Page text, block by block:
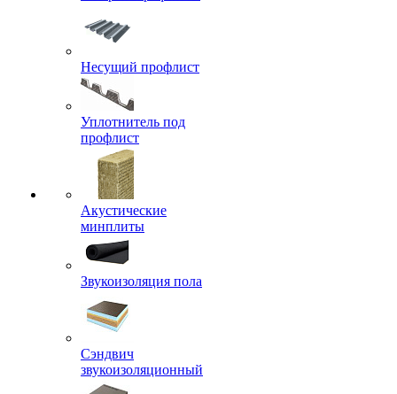
Несущий профлист
Уплотнитель под
профлист
Акустические
минплиты
Звукоизоляция пола
Сэндвич
звукоизоляционный